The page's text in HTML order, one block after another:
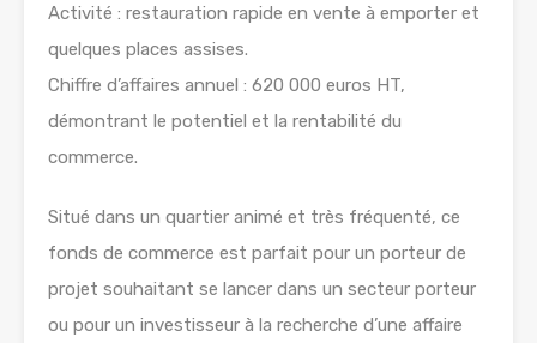
Activité : restauration rapide en vente à emporter et
quelques places assises.
Chiffre d’affaires annuel : 620 000 euros HT,
démontrant le potentiel et la rentabilité du
commerce.
Situé dans un quartier animé et très fréquenté, ce
fonds de commerce est parfait pour un porteur de
projet souhaitant se lancer dans un secteur porteur
ou pour un investisseur à la recherche d’une affaire